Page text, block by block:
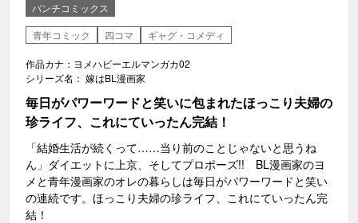
バンチコミックス
青年コミック
四コマ ギャグ・コメディ
作品カナ：ヨメハビーエルマンガカ02
シリーズ名： 嫁はBL漫画家
毎日がパワーワードと笑いに包まれたほっこり夫婦の
珍ライフ、これにていったん完結！
「結婚生活が続くって……当り前のことじゃないと思うね
ん」ダイエットに上京、そしてプロポーズ!! BL漫画家のヨ
メと青年漫画家のオレの暮らしは毎日がパワーワードと笑い
の連続です。ほっこり夫婦の珍ライフ、これにていったん完
結！